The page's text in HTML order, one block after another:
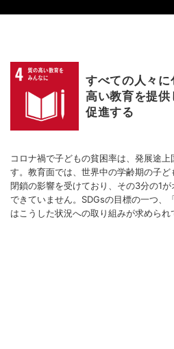
すべての人々
高い教育を提
促進する
コロナ禍で子どもの貧困率は、発展途
す。教育面では、世界中の学齢期の子
閉鎖の影響を受けており、その3分の1
できていません。SDGsの目標の一つ、
はこうした状況への取り組みが求められ